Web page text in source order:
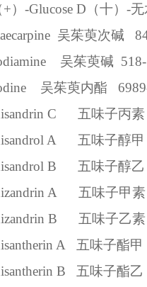
）-Glucose D（十）-
吴茱萸次碱
吴茱萸碱
吴茱萸内酯
C
五味子丙素
A
五味子醇甲
B
五味子醇乙
A
五味子甲素
B
五味子乙素
A
五味子酯甲
B
五味子酯乙